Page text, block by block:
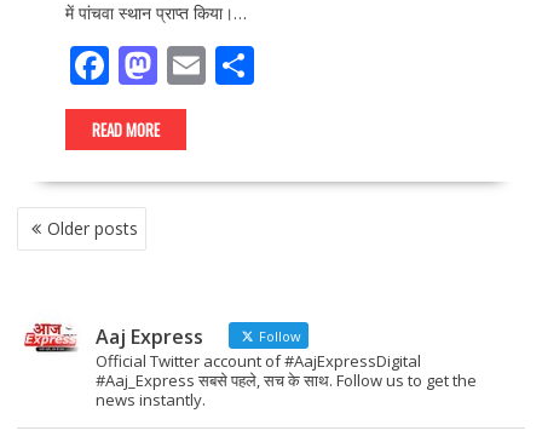
में पांचवा स्थान प्राप्त किया।…
F
ac
e
b
o
o
M
as
to
d
E
l
S
e
READ MORE
POSTS
NAVIGATION
Older posts
Aaj Express Follow
Official Twitter account of #AajExpressDigital
#Aaj_Express सबसे पहले, सच के साथ. Follow us to get the
news instantly.